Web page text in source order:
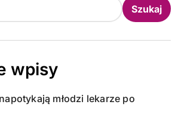
Szukaj
wpisy
młodzi lekarze po